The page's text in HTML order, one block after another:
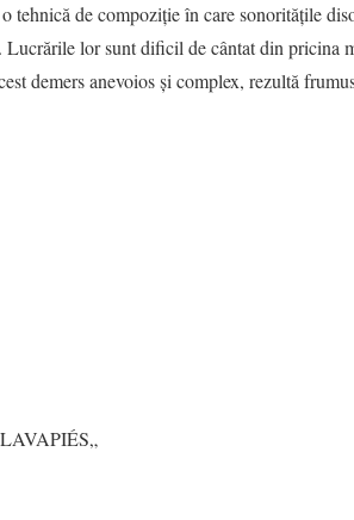
de compoziţie în care sonorităţile
lor sunt dificil de cântat din pricina
demers anevoios și complex, rezultă